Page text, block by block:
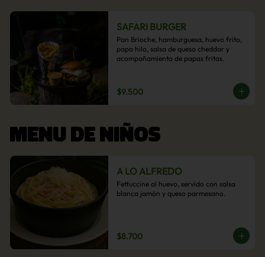
SAFARI BURGER
Pan Brioche, hamburguesa, huevo frito,
papa hilo, salsa de queso cheddar y
acompañamiento de papas fritas.
$9.500
MENU DE NIÑOS
A LO ALFREDO
Fettuccine al huevo, servido con salsa
blanca jamón y queso parmesano.
$8.700